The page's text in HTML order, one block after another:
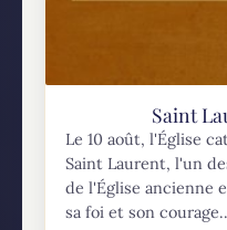
Saint
Le 10 août, l'Église
Saint Laurent, l'un
de l'Église ancienne
sa foi et son